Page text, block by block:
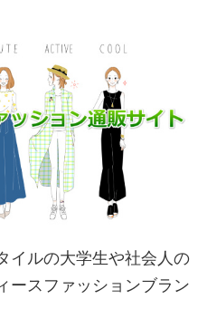
イルの大学生や社会人の
ースファッションブラン